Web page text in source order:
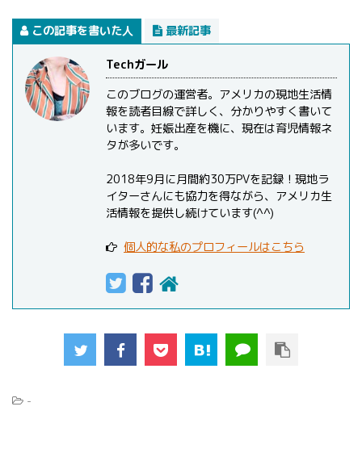
この記事を書いた人 最新記事
Techガール
このブログの運営者。アメリカの現地生活情
報を読者目線で詳しく、分かりやすく書いて
います。妊娠出産を機に、現在は育児情報ネ
タが多いです。
2018年9月に月間約30万PVを記録！現地ラ
イターさんにも協力を得ながら、アメリカ生
活情報を提供し続けています(^^)
個人的な私のプロフィールはこちら
-